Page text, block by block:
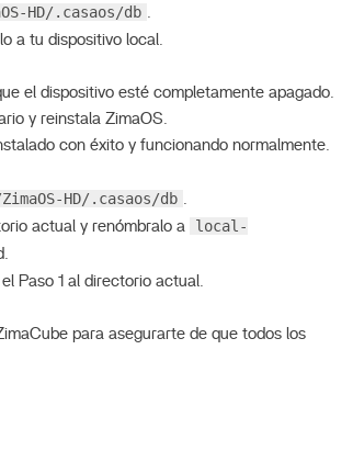
HD/.casaos/db .
a tu dispositivo local.
el dispositivo esté completamente apagado.
y reinstala ZimaOS.
con éxito y funcionando normalmente.
HD/.casaos/db .
actual y renómbralo a
local-
Paso 1 al directorio actual.
para asegurarte de que todos los